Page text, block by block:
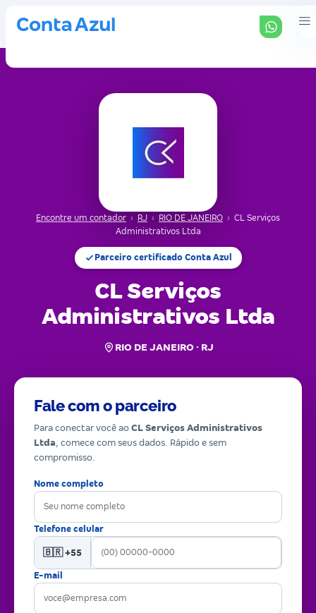
Encontre um contador › RJ › RIO DE JANEIRO › CL Serviços
Administrativos Ltda
Parceiro certificado Conta Azul
CL Serviços
Administrativos Ltda
RIO DE JANEIRO · RJ
Fale com o parceiro
Para conectar você ao CL Serviços Administrativos
Ltda, comece com seus dados. Rápido e sem
compromisso.
Nome completo
Telefone celular
🇧🇷 +55
E-mail